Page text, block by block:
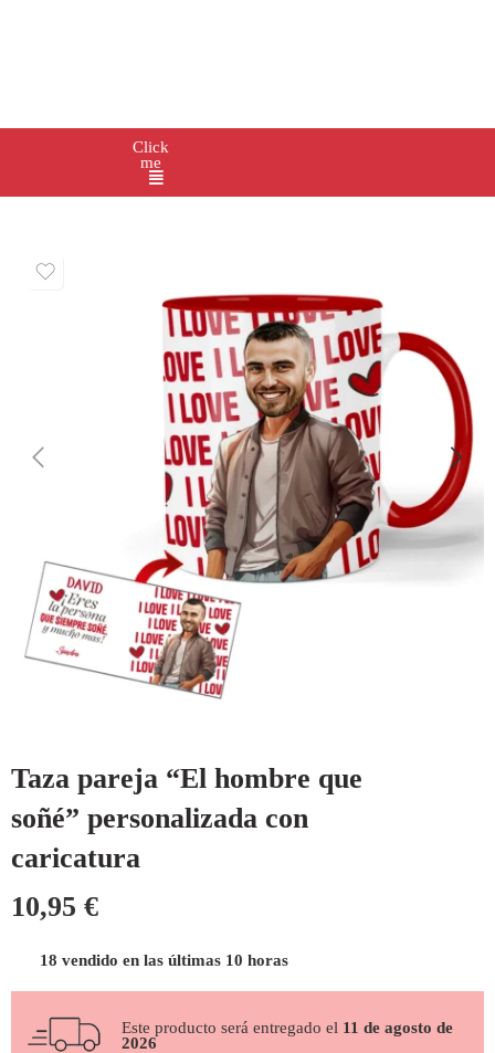
Click
me
Taza pareja “El hombre que
soñé” personalizada con
caricatura
10,95 €
18 vendido en las últimas 10 horas
Este producto será entregado el 11 de agosto de
2026